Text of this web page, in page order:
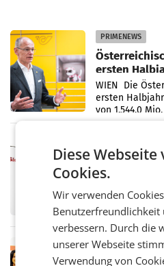
PRIMENEWS
ersten
WIEN Die
ersten
von 1.544,0
einem Plus
Frühjahr dank
RETAIL
Eine Bühne
Diese
Cookies.
Wir verwenden
Benutzerfreundlichkeit
verbessern. Durch die
unserer Webseite
Verwendung von